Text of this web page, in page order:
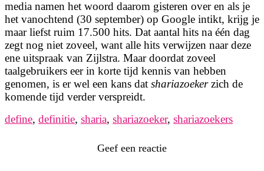
media namen het woord daarom gisteren over en als je
het vanochtend (30 september) op Google intikt, krijg je
maar liefst ruim 17.500 hits. Dat aantal hits na één dag
zegt nog niet zoveel, want alle hits verwijzen naar deze
ene uitspraak van Zijlstra. Maar doordat zoveel
taalgebruikers eer in korte tijd kennis van hebben
genomen, is er wel een kans dat shariazoekerzich de
komende tijd verder verspreidt.
define, definitie, sharia, shariazoeker, shariazoekers
Geef een reactie